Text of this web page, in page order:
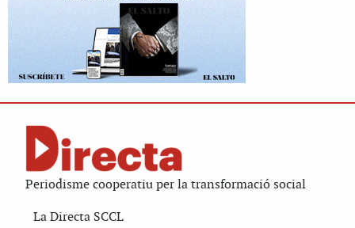
Periodisme cooperatiu per la transformació social
La Directa SCCL